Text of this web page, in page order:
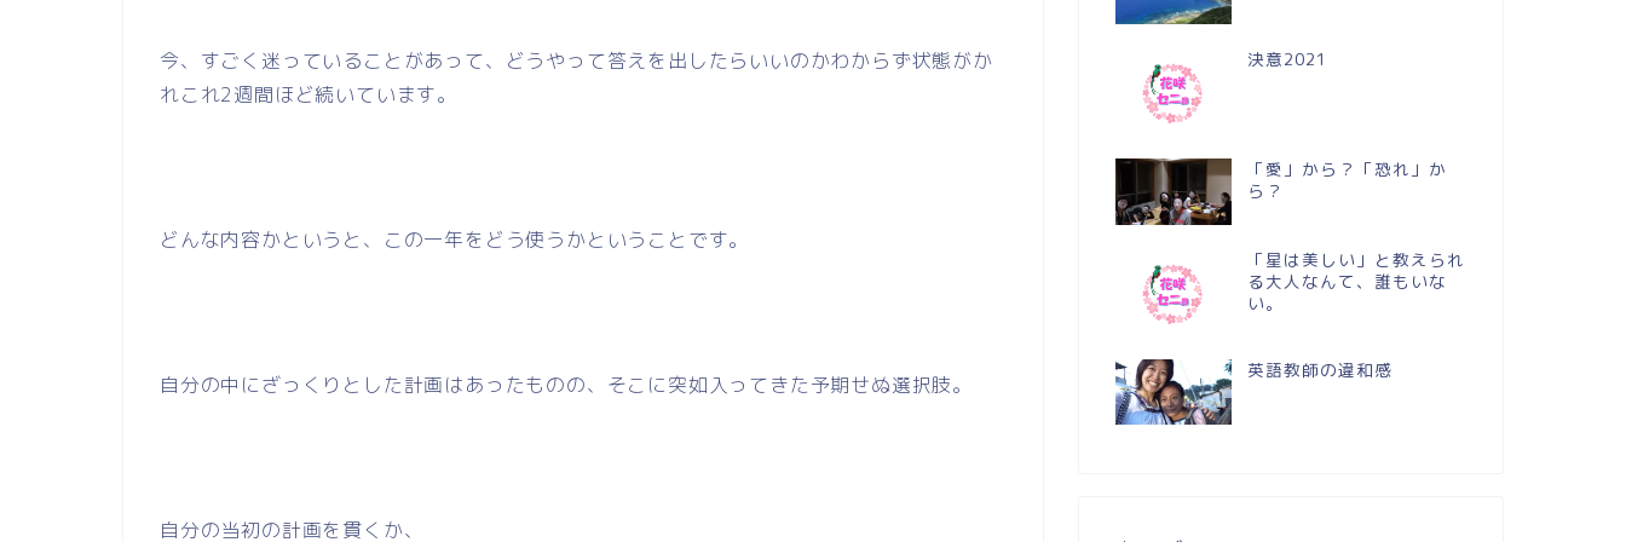
今、すごく迷っていることがあって、どうやって答えを出したらいいのかわからず状態がか
れこれ2週間ほど続いています。
どんな内容かというと、この一年をどう使うかということです。
自分の中にざっくりとした計画はあったものの、そこに突如入ってきた予期せぬ選択肢。
自分の当初の計画を貫くか、
決意2021
「愛」から？「恐れ」か
ら？
「星は美しい」と教えられ
る大人なんて、誰もいな
い。
英語教師の違和感